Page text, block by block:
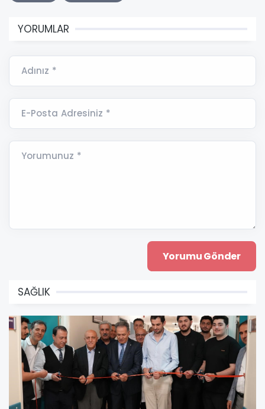
YORUMLAR
Adınız *
E-Posta Adresiniz *
Yorumunuz *
SAĞLIK